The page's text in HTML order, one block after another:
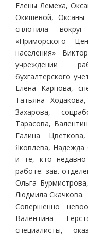
Елены Лемеха,
Окишевой, Оксаны
сплотила
«Приморского
населения»
учреждении
бухгалтерского
Елена Карпова,
Татьяна
Захарова,
Тарасова,
Галина
Яковлева, Надежда
и те, кто
работе: зав.
Ольга
Людмила Скачкова.
Совершенно
Валентина
специалисты,